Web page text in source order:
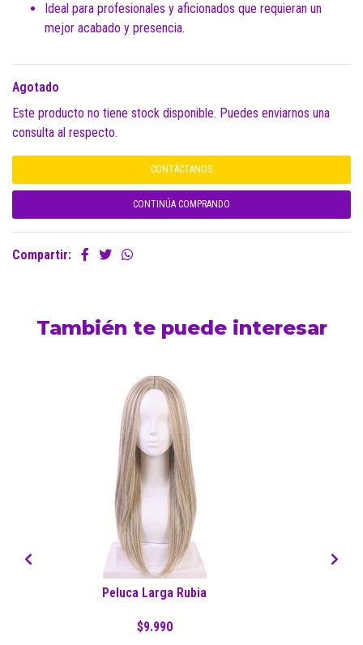
Ideal para profesionales y aficionados que requieran un
mejor acabado y presencia.
Agotado
Este producto no tiene stock disponible. Puedes enviarnos una
consulta al respecto.
CONTÁCTANOS
CONTINÚA COMPRANDO
Compartir:
También te puede interesar
Peluca Larga Rubia
$9.990